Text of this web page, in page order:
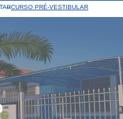
CURSO PRÉ-VESTIBULAR